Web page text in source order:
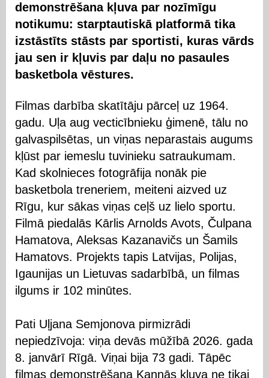
demonstrēšana kļuva par nozīmīgu
notikumu: starptautiskā platformā tika
izstāstīts stāsts par sportisti, kuras vārds
jau sen ir kļuvis par daļu no pasaules
basketbola vēstures.
Filmas darbība skatītāju pārceļ uz 1964.
gadu. Uļa aug vecticībnieku ģimenē, tālu no
galvaspilsētas, un viņas neparastais augums
kļūst par iemeslu tuvinieku satraukumam.
Kad skolnieces fotogrāfija nonāk pie
basketbola treneriem, meiteni aizved uz
Rīgu, kur sākas viņas ceļš uz lielo sportu.
Filmā piedalās Kārlis Arnolds Avots, Čulpana
Hamatova, Aleksas Kazanavičs un Šamils
Hamatovs. Projekts tapis Latvijas, Polijas,
Igaunijas un Lietuvas sadarbībā, un filmas
ilgums ir 102 minūtes.
Pati Uļjana Semjonova pirmizrādi
nepiedzīvoja: viņa devās mūžībā 2026. gada
8. janvārī Rīgā. Viņai bija 73 gadi. Tāpēc
filmas demonstrēšana Kannās kļuva ne tikai